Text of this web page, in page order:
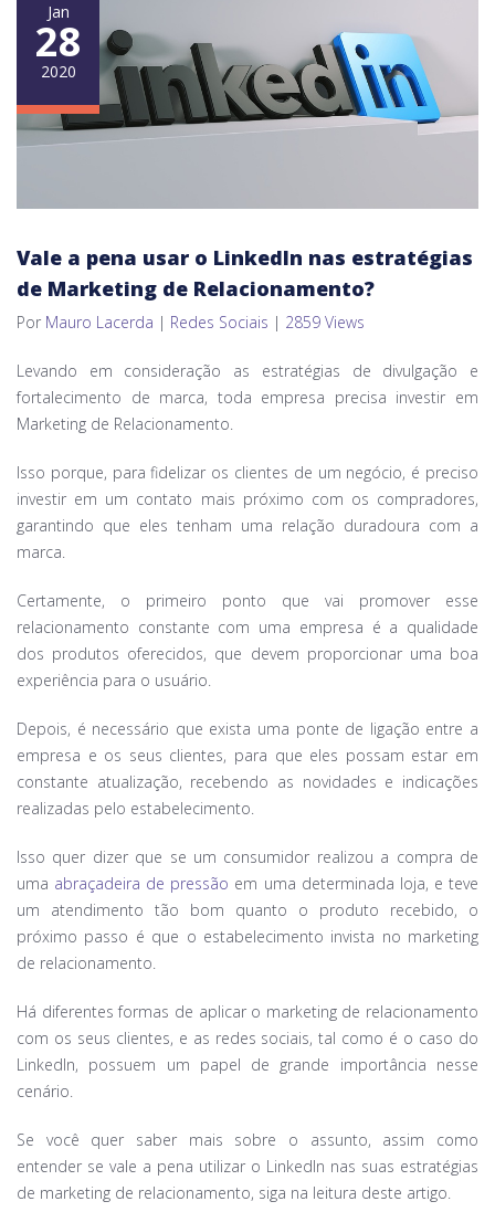
Jan
28
2020
Vale a pena usar o LinkedIn nas estratégias
de Marketing de Relacionamento?
Por Mauro Lacerda | Redes Sociais | 2859 Views
Levando em consideração as estratégias de divulgação e
fortalecimento de marca, toda empresa precisa investir em
Marketing de Relacionamento.
Isso porque, para fidelizar os clientes de um negócio, é preciso
investir em um contato mais próximo com os compradores,
garantindo que eles tenham uma relação duradoura com a
marca.
Certamente, o primeiro ponto que vai promover esse
relacionamento constante com uma empresa é a qualidade
dos produtos oferecidos, que devem proporcionar uma boa
experiência para o usuário.
Depois, é necessário que exista uma ponte de ligação entre a
empresa e os seus clientes, para que eles possam estar em
constante atualização, recebendo as novidades e indicações
realizadas pelo estabelecimento.
Isso quer dizer que se um consumidor realizou a compra de
uma abraçadeira de pressão em uma determinada loja, e teve
um atendimento tão bom quanto o produto recebido, o
próximo passo é que o estabelecimento invista no marketing
de relacionamento.
Há diferentes formas de aplicar o marketing de relacionamento
com os seus clientes, e as redes sociais, tal como é o caso do
LinkedIn, possuem um papel de grande importância nesse
cenário.
Se você quer saber mais sobre o assunto, assim como
entender se vale a pena utilizar o LinkedIn nas suas estratégias
de marketing de relacionamento, siga na leitura deste artigo.